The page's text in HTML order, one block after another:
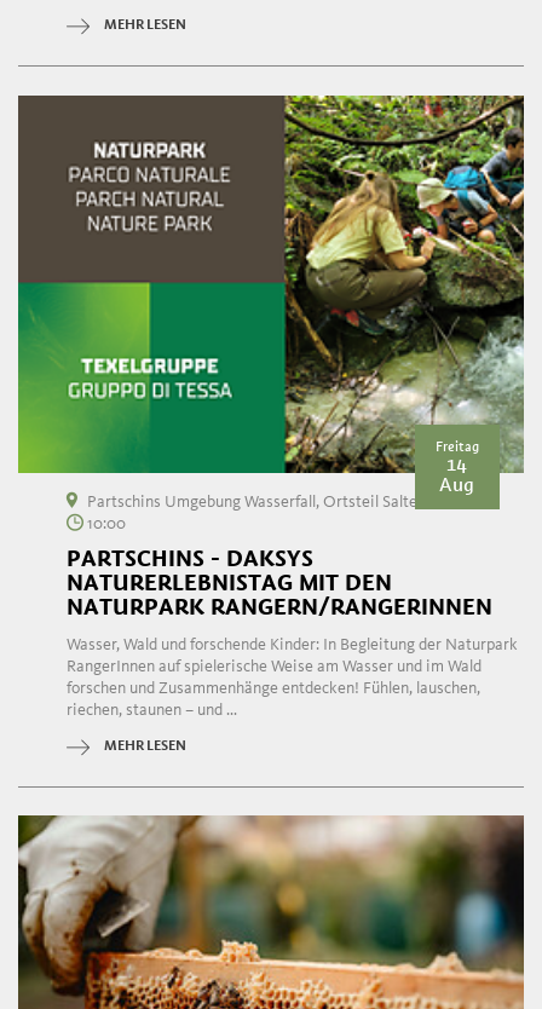
MEHR LESEN
Freitag
14
Aug
Partschins Umgebung Wasserfall, Ortsteil Salten
10:00
PARTSCHINS - DAKSYS
NATURERLEBNISTAG MIT DEN
NATURPARK RANGERN/RANGERINNEN
Wasser, Wald und forschende Kinder: In Begleitung der Naturpark
RangerInnen auf spielerische Weise am Wasser und im Wald
forschen und Zusammenhänge entdecken! Fühlen, lauschen,
riechen, staunen – und ...
MEHR LESEN